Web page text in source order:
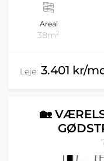
Areal
38m2
Leje: 3.401 kr/
🏡